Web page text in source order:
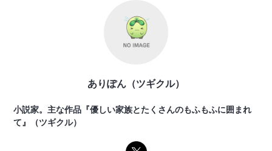
ありぽん（ツギクル）
小説家。主な作品『優しい家族とたくさんのもふもふに囲まれ
て』（ツギクル）